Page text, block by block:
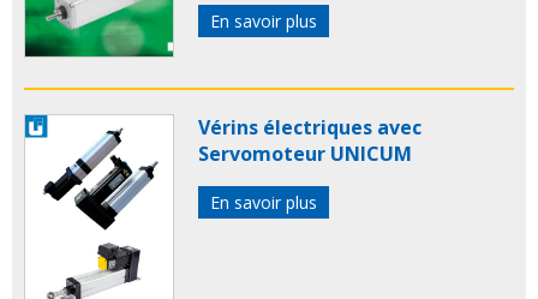
En savoir plus
Vérins électriques avec
Servomoteur UNICUM
En savoir plus